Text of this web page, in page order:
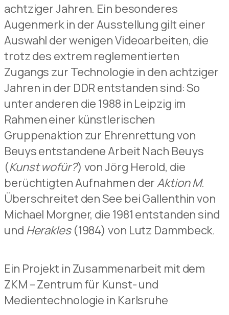
achtziger Jahren. Ein besonderes
Augenmerk in der Ausstellung gilt einer
Auswahl der wenigen Videoarbeiten, die
trotz des extrem reglementierten
Zugangs zur Technologie in den achtziger
Jahren in der DDR entstanden sind: So
unter anderen die 1988 in Leipzig im
Rahmen einer künstlerischen
Gruppenaktion zur Ehrenrettung von
Beuys entstandene Arbeit Nach Beuys
(Kunst wofür?) von Jörg Herold, die
berüchtigten Aufnahmen derAktion M.
Überschreitet den See bei Gallenthin von
Michael Morgner, die 1981 entstanden sind
und Herakles(1984) von Lutz Dammbeck.
Ein Projekt in Zusammenarbeit mit dem
ZKM – Zentrum für Kunst- und
Medientechnologie in Karlsruhe